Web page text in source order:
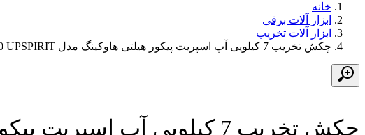
خانه
ابزار آلات برقی
ابزار آلات تخریب
چکش تخریب 7 کیلویی آپ اسپریت پیکور هیلتی هاوکینگ مدل HK -DH0810 UPSPIRIT
چکش تخریب 7 کیلویی آپ اسپریت پیکور هیلتی هاوکینگ مدل HK -DH0810 UPSPIRIT